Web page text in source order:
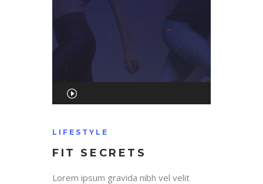
Audio
Player
LIFESTYLE
FIT SECRETS
Lorem ipsum gravida nibh vel velit